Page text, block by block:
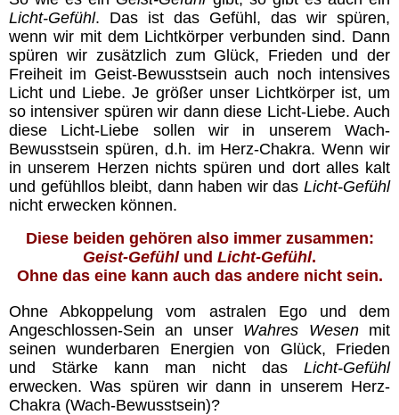
Meditationen
Energiezentren Übersicht
Tägliche Übungen
Gefährliche Meditationen
Lebensenergie
Jesus
Vorbilder
Licht-Gefühl. Das ist das Gefühl, das wir spüren,
wenn wir mit dem Lichtkörper verbunden sind. Dann
spüren wir zusätzlich zum Glück, Frieden und der
Freiheit im Geist-Bewusstsein auch noch intensives
Licht und Liebe. Je größer unser Lichtkörper ist, um
so intensiver spüren wir dann diese Licht-Liebe. Auch
diese Licht-Liebe sollen wir in unserem Wach-
Bewusstsein spüren, d.h. im Herz-Chakra. Wenn wir
in unserem Herzen nichts spüren und dort alles kalt
und gefühllos bleibt, dann haben wir das Licht-Gefühl
nicht erwecken können.
Diese beiden gehören also immer zusammen:
Geist-Gefühl und Licht-Gefühl.
Ohne das eine kann auch das andere nicht sein.
Ohne Abkoppelung vom astralen Ego und dem
Angeschlossen-Sein an unser Wahres Wesenmit
seinen wunderbaren Energien von Glück, Frieden
und Stärke kann man nicht das Licht-Gefühl
erwecken. Was spüren wir dann in unserem Herz-
Chakra (Wach-Bewusstsein)?